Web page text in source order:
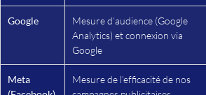
Google
Mesure d’audience (Google
Analytics) et connexion via
Google
Meta
Mesure de l’efficacité de nos